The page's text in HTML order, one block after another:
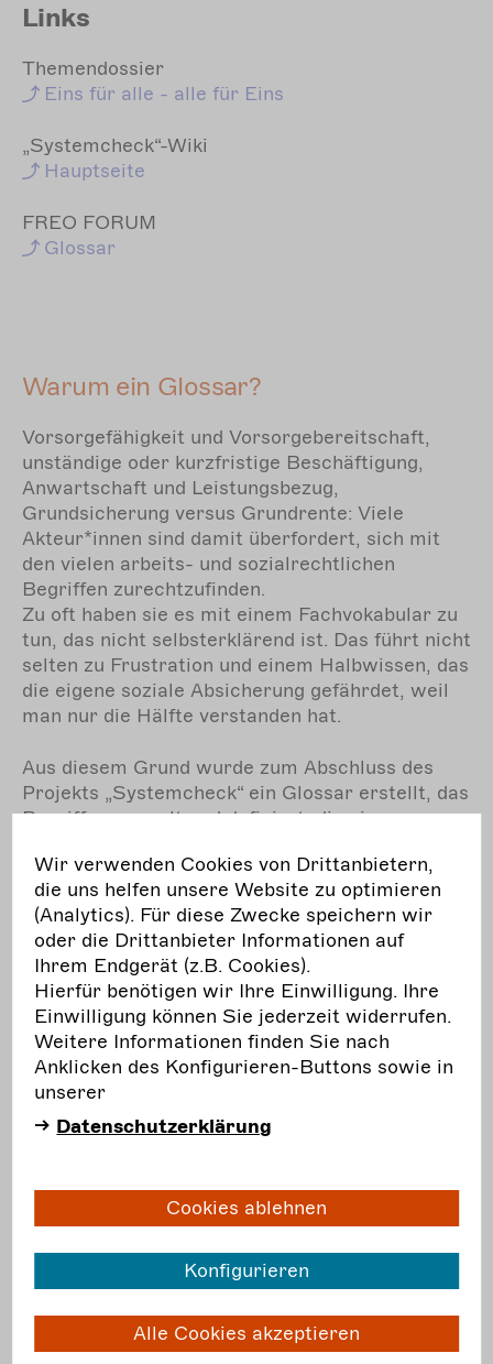
Links
Themendossier
Eins für alle - alle für Eins
„Systemcheck“-Wiki
Hauptseite
FREO FORUM
Glossar
Warum ein Glossar?
Vorsorgefähigkeit und Vorsorgebereitschaft,
unständige oder kurzfristige Beschäftigung,
Anwartschaft und Leistungsbezug,
Grundsicherung versus Grundrente: Viele
Akteur*innen sind damit überfordert, sich mit
den vielen arbeits- und sozialrechtlichen
Begriffen zurechtzufinden.
Zu oft haben sie es mit einem Fachvokabular zu
tun, das nicht selbsterklärend ist. Das führt nicht
selten zu Frustration und einem Halbwissen, das
die eigene soziale Absicherung gefährdet, weil
man nur die Hälfte verstanden hat.
Aus diesem Grund wurde zum Abschluss des
Projekts „Systemcheck“ ein Glossar erstellt, das
Begriffe sammelt und definiert, die eine
helfen, Verständnishürden zu überwinden und
alle Interessengruppen nach und nach auf eine
Diskussionsebene und damit auf Augenhöhe zu
bringen. Natürlich soll es alle Akteur*innen
befähigen, sich im Dschungel der Begriffe, die
ihnen als Soloselbstständige oder
Hybriderwerbstätige in Kunst und Kultur in der
Bürokratie begegnen, besser zurechtzufinden
und souveräner vertreten zu können.
Das Glossar als Open-Source-Wiki
Das Glossar ist Bestandteil des abschließenden
Einsfür alle - alle für Eins
100 Begriffe in alphabetischer Reihenfolge
aufgeführt, die aus dem Forschungsprojekt und
Wir verwenden Cookies von Drittanbietern,
die uns helfen unsere Website zu optimieren
(Analytics). Für diese Zwecke speichern wir
oder die Drittanbieter Informationen auf
Ihrem Endgerät (z.B. Cookies).
Hierfür benötigen wir Ihre Einwilligung. Ihre
Einwilligung können Sie jederzeit widerrufen.
Weitere Informationen finden Sie nach
Anklicken des Konfigurieren-Buttons sowie in
unserer
Datenschutzerklärung
Cookies ablehnen
Konfigurieren
Alle Cookies akzeptieren